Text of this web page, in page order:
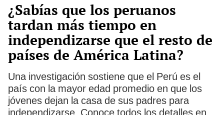
¿Sabías que los peruanos
tardan más tiempo en
independizarse que el resto de
países de América Latina?
Una investigación sostiene que el Perú es el
país con la mayor edad promedio en que los
jóvenes dejan la casa de sus padres para
independizarse. Conoce todos los detalles en